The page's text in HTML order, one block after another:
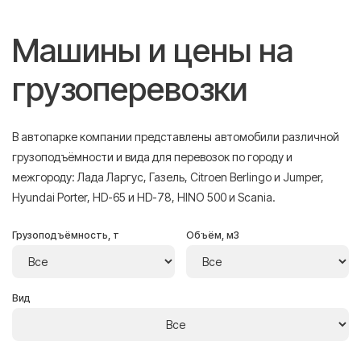
Машины и цены на
грузоперевозки
В автопарке компании представлены автомобили различной
грузоподъёмности и вида для перевозок по городу и
межгороду: Лада Ларгус, Газель, Citroen Berlingo и Jumper,
Hyundai Porter, HD-65 и HD-78, HINO 500 и Scania.
Грузоподъёмность, т Объём, м3
Вид